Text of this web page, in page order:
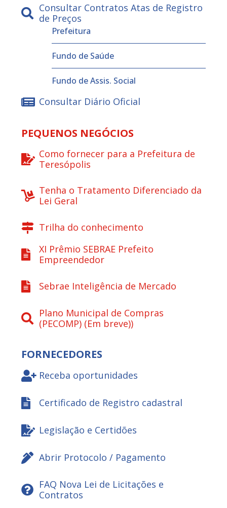
Consultar Contratos Atas de Registro
de Preços
Prefeitura
Fundo de Saúde
Fundo de Assis. Social
Consultar Diário Oficial
PEQUENOS NEGÓCIOS
Como fornecer para a Prefeitura de
Teresópolis
Tenha o Tratamento Diferenciado da
Lei Geral
Trilha do conhecimento
XI Prêmio SEBRAE Prefeito
Empreendedor
Sebrae Inteligência de Mercado
Plano Municipal de Compras
(PECOMP) (Em breve))
FORNECEDORES
Receba oportunidades
Certificado de Registro cadastral
Legislação e Certidões
Abrir Protocolo / Pagamento
FAQ Nova Lei de Licitações e
Contratos